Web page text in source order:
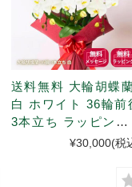
送料無料 大輪胡蝶
白 ホワイト 36輪前
3本立ち ラッピング
¥30,000(税